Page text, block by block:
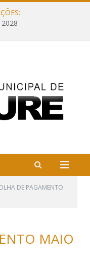
DE PAGAMENTO
MAIO